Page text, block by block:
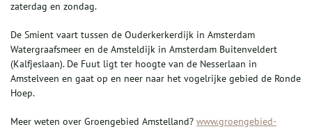
zaterdag en zondag.
De Smient vaart tussen de Ouderkerkerdijk in Amsterdam
Watergraafsmeer en de Amsteldijk in Amsterdam Buitenveldert
(Kalfjeslaan). De Fuut ligt ter hoogte van de Nesserlaan in
Amstelveen en gaat op en neer naar het vogelrijke gebied de Ronde
Hoep.
Meer weten over Groengebied Amstelland? www.groengebied-